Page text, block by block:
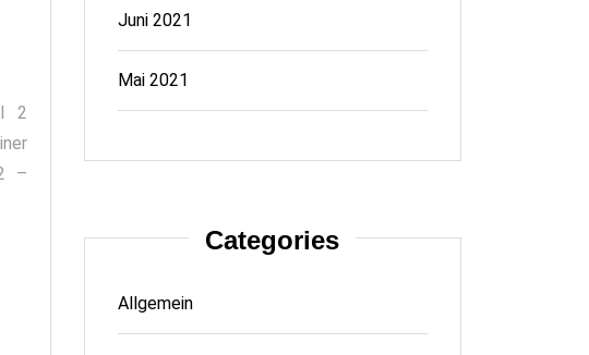
2
–
Juni 2021
Mai 2021
Categories
Allgemein